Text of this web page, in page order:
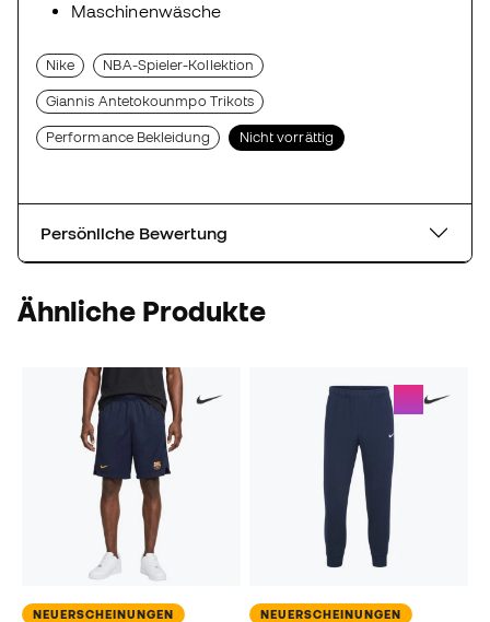
Maschinenwäsche
Nike NBA-Spieler-Kollektion
Giannis Antetokounmpo Trikots
Performance Bekleidung Nicht vorrättig
Persönliche Bewertung
Ähnliche Produkte
NEUERSCHEINUNGEN NEUERSCHEINUNGEN